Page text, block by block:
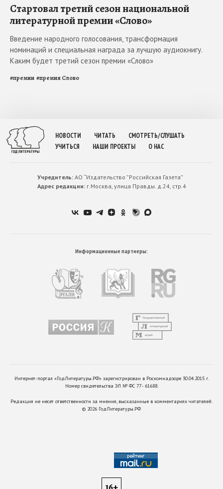
Стартовал третий сезон национальной
литературной премии «Слово»
Введение народного голосования, трансформация
номинаций и специальная награда за лучшую аудиокнигу.
Каким будет третий сезон премии «Слово»
#премии #премия Слово
НОВОСТИ ЧИТАТЬ
СМОТРЕТЬ/СЛУШАТЬ
УЧИТЬСЯ
НАШИ ПРОЕКТЫ О НАС
Учредитель:АО “Издательство ”Российская Газета”
Адрес редакции:г.Москва, улица Правды. д.24, стр.4
Информационные партнеры:
Интернет-портал «ГодЛитературы.РФ» зарегистрирован в Роскомнадзоре 30.04.2015 г.
Номер свидетельства ЭЛ № ФС 77 - 61688.
Редакция не несет ответственности за мнения, высказанные в комментариях читателей.
© 2026 ГодЛитературы.РФ